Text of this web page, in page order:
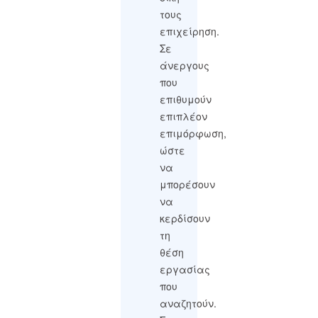
τους
επιχείρηση.
Σε
άνεργους
που
επιθυμούν
επιπλέον
επιμόρφωση,
ώστε
να
μπορέσουν
να
κερδίσουν
τη
θέση
εργασίας
που
αναζητούν.